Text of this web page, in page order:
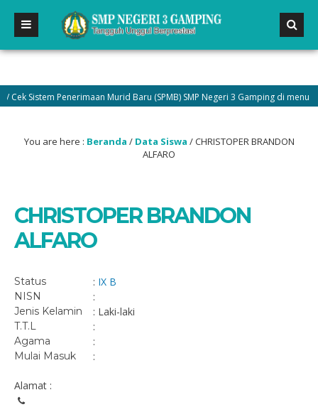
Sistem Penerimaan Murid Baru (SPMB) SMP Negeri 3 Gamping di menu
You are here : Beranda / Data Siswa /CHRISTOPER BRANDON
ALFARO
CHRISTOPER BRANDON
ALFARO
Status : IX B
NISN :
Jenis Kelamin : Laki-laki
T.T.L :
Agama :
Mulai Masuk :
Alamat :